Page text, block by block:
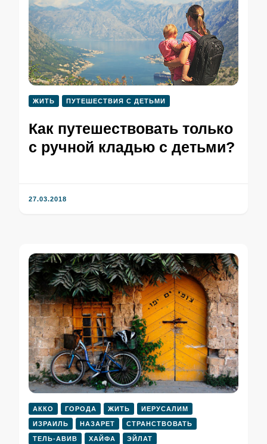
ЖИТЬ ПУТЕШЕСТВИЯ С ДЕТЬМИ
Как путешествовать только
с ручной кладью с детьми?
27.03.2018
АККО ГОРОДА ЖИТЬ ИЕРУСАЛИМ
ИЗРАИЛЬ НАЗАРЕТ СТРАНСТВОВАТЬ
ТЕЛЬ-АВИВ ХАЙФА ЭЙЛАТ